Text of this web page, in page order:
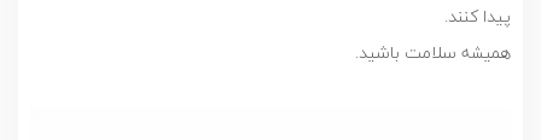
پیدا کنند.
همیشه سلامت باشید.